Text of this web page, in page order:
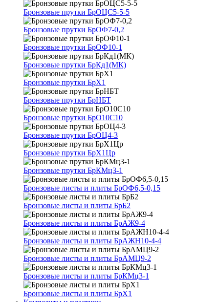
Бронзовые прутки БрОЦС5-5-5
Бронзовые прутки БрОФ7-0,2
Бронзовые прутки БрОФ10-1
Бронзовые прутки БрКд1(МК)
Бронзовые прутки БрХ1
Бронзовые прутки БрНБТ
Бронзовые прутки БрО10С10
Бронзовые прутки БрОЦ4-3
Бронзовые прутки БрХ1Цр
Бронзовые прутки БрКМц3-1
Бронзовые листы и плиты БрОФ6,5-0,15
Бронзовые листы и плиты БрБ2
Бронзовые листы и плиты БрАЖ9-4
Бронзовые листы и плиты БрАЖН10-4-4
Бронзовые листы и плиты БрАМЦ9-2
Бронзовые листы и плиты БрКМц3-1
Бронзовые листы и плиты БрХ1